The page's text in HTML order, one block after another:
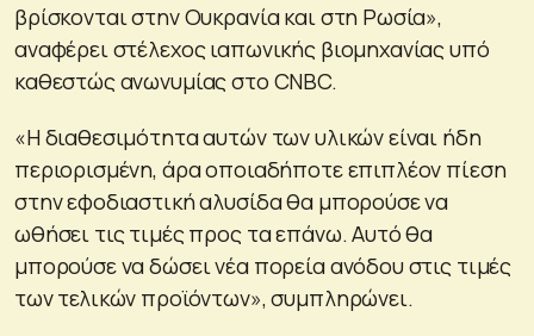
βρίσκονται στην Ουκρανία και στη Ρωσία»,
αναφέρει στέλεχος ιαπωνικής βιομηχανίας υπό
καθεστώς ανωνυμίας στο CNBC.
«Η διαθεσιμότητα αυτών των υλικών είναι ήδη
περιορισμένη, άρα οποιαδήποτε επιπλέον πίεση
στην εφοδιαστική αλυσίδα θα μπορούσε να
ωθήσει τις τιμές προς τα επάνω. Αυτό θα
μπορούσε να δώσει νέα πορεία ανόδου στις τιμές
των τελικών προϊόντων», συμπληρώνει.